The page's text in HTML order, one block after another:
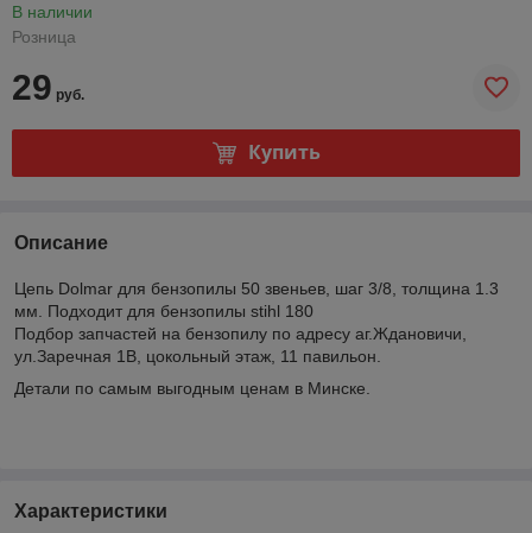
В наличии
Розница
29 руб.
Купить
Описание
Цепь Dolmar для бензопилы 50 звеньев, шаг 3/8, толщина 1.3
мм. Подходит для бензопилы stihl 180
Подбор запчастей на бензопилу по адресу аг.Ждановичи,
ул.Заречная 1В, цокольный этаж, 11 павильон.
Детали по самым выгодным ценам в Минске.
Характеристики